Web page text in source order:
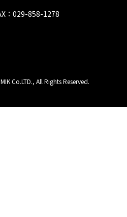
：029-858-1278
Co.LTD., All Rights Reserved.